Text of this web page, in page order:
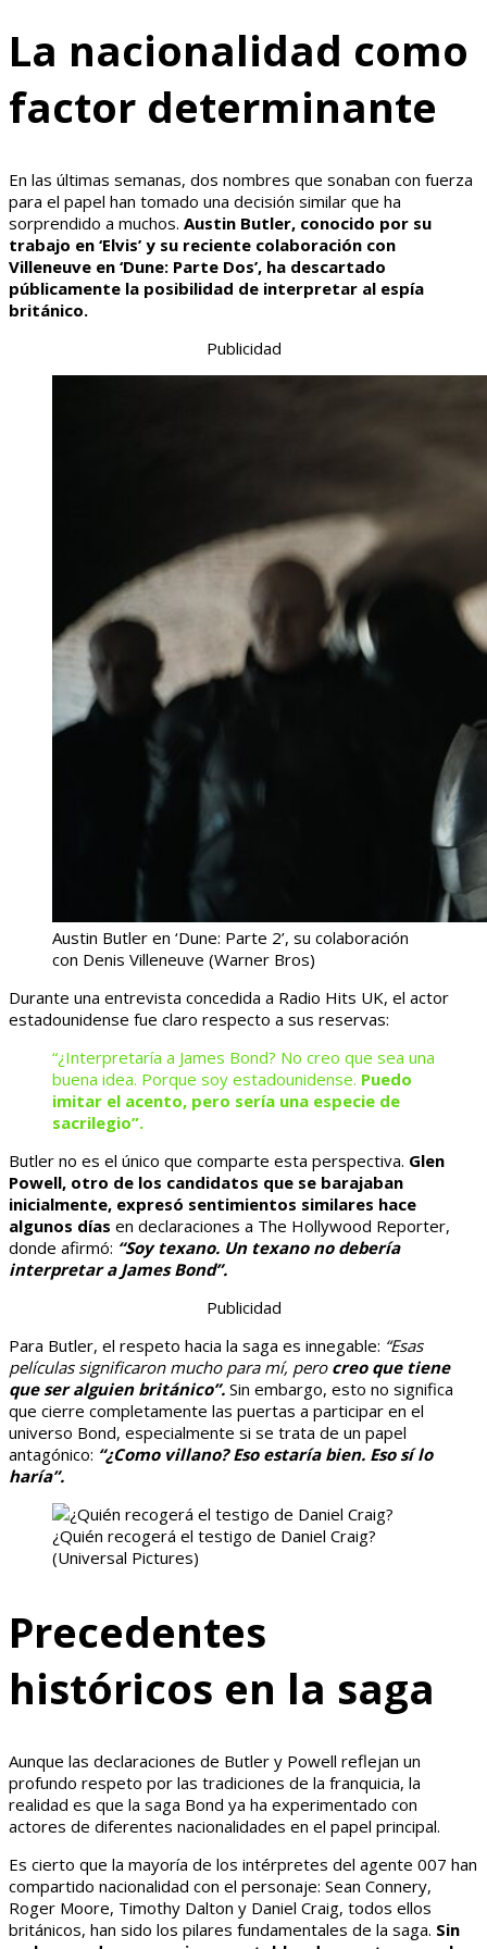
La nacionalidad como
factor determinante
En las últimas semanas, dos nombres que sonaban con fuerza
para el papel han tomado una decisión similar que ha
sorprendido a muchos. Austin Butler, conocido por su
trabajo en ‘Elvis’ y su reciente colaboración con
Villeneuve en ‘Dune: Parte Dos’, ha descartado
públicamente la posibilidad de interpretar al espía
británico.
Publicidad
Austin Butler en ‘Dune: Parte 2’, su colaboración
con Denis Villeneuve (Warner Bros)
Durante una entrevista concedida a Radio Hits UK, el actor
estadounidense fue claro respecto a sus reservas:
“¿Interpretaría a James Bond? No creo que sea una
buena idea. Porque soy estadounidense. Puedo
imitar el acento, pero sería una especie de
sacrilegio”.
Butler no es el único que comparte esta perspectiva. Glen
Powell, otro de los candidatos que se barajaban
inicialmente, expresó sentimientos similares hace
algunos días en declaraciones a The Hollywood Reporter,
donde afirmó: “Soy texano. Un texano no debería
interpretar a James Bond”.
Publicidad
Para Butler, el respeto hacia la saga es innegable: “Esas
películas significaron mucho para mí, pero creo que tiene
que ser alguien británico”. Sin embargo, esto no significa
que cierre completamente las puertas a participar en el
universo Bond, especialmente si se trata de un papel
antagónico: “¿Como villano? Eso estaría bien. Eso sí lo
haría”.
¿Quién recogerá el testigo de Daniel Craig?
(Universal Pictures)
Precedentes
históricos en la saga
Aunque las declaraciones de Butler y Powell reflejan un
profundo respeto por las tradiciones de la franquicia, la
realidad es que la saga Bond ya ha experimentado con
actores de diferentes nacionalidades en el papel principal.
Es cierto que la mayoría de los intérpretes del agente 007 han
compartido nacionalidad con el personaje: Sean Connery,
Roger Moore, Timothy Dalton y Daniel Craig, todos ellos
británicos, han sido los pilares fundamentales de la saga. Sin